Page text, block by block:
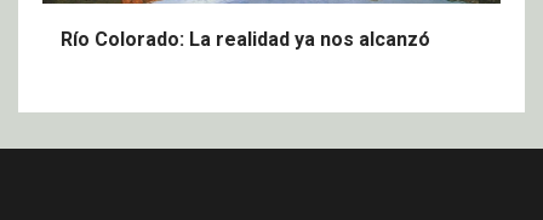
Río Colorado: La realidad ya nos alcanzó